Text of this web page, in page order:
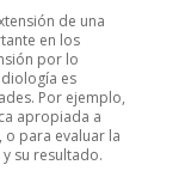
de una
en los
por lo
es
Por ejemplo,
apropiada a
para evaluar la
su resultado.